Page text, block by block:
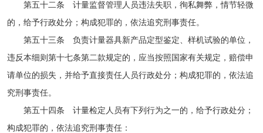
第五十二条 计量监督管理人员违法失职，徇私舞弊，情节轻微
的，给予行政处分；构成犯罪的，依法追究刑事责任。
第五十三条 负责计量器具新产品定型鉴定、样机试验的单位，
违反本细则第十七条第二款规定的，应当按照国家有关规定，赔偿申
请单位的损失，并给予直接责任人员行政处分；构成犯罪的，依法追
究刑事责任。
第五十四条 计量检定人员有下列行为之一的，给予行政处分；
构成犯罪的，依法追究刑事责任：